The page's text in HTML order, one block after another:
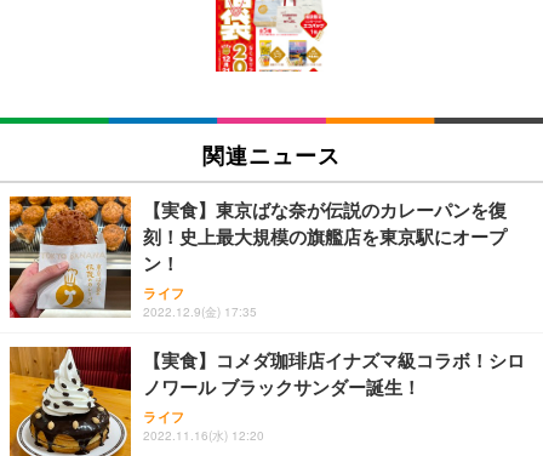
キング pc 事務椅子 360度回転 座面昇降 強化ナイロ
ン樹脂ベース 通気性メッシュ 在宅ワーク H-WY01
(黒網+黒枠+黒足)
SIHOO B100 オフィスチェア／デスクチェア メッシ
ュチェア 人間工学 疲れない ブラック
￥27,999
Sezlife オフィスチェア デスクチェア 疲れない テレ
ワーク チェア 強化バックレスト 30度ロッキング機
能 人間工学 椅子 腰サポート 90度跳ね上げ式アーム
レスト 3Dヘッドレスト ハンガー付き 高反発クッシ
務用 おしゃれ パソコンチェア (ブラック)
Sezlife オフィスチェア デスクチェア 疲れない テレ
ワーク チェア 強化バックレスト 30度ロッキング機
能 人間工学 椅子 腰サポート 90度跳ね上げ式アーム
￥105,595
EIZO ビジネス向けプレミアムモニター | FlexScan
￥109,572
【純正品】27"ゲーミングモニター DualSense 充電
フック付き（CFI-ZDM1J）
￥49,979
【整備済み品】Dell E2724HS 27インチ 液晶モニタ
ー フルHD（1920×1080）VA 非光沢 HDMI/DisplayP
ort/VGA スピーカー内蔵 高さ調整 スイベル VESA対
Amazonベーシック ペットシーツ 厚型 ワイド 42枚
x2袋(84枚) ホワイト(吸収面:ライトブルー)
￥3,234
ネオ・ルーライフ ネオ・オムツ L 中型犬用 26枚入
り 単品
￥1,800
Smart Basic(スマートベーシック) 【Amazon.co.jp
限定】 Smart Basic アイリスオーヤマ ペットシーツ
超厚型 お徳用 ワイド 100枚入 (x 1) (ケース販売)
関連ニュース
【実食】東京ばな奈が伝説のカレーパンを復
刻！史上最大規模の旗艦店を東京駅にオープ
ン！
ライフ
2022.12.9(金) 17:35
【実食】コメダ珈琲店イナズマ級コラボ！シロ
ノワール ブラックサンダー誕生！
ライフ
2022.11.16(水) 12:20